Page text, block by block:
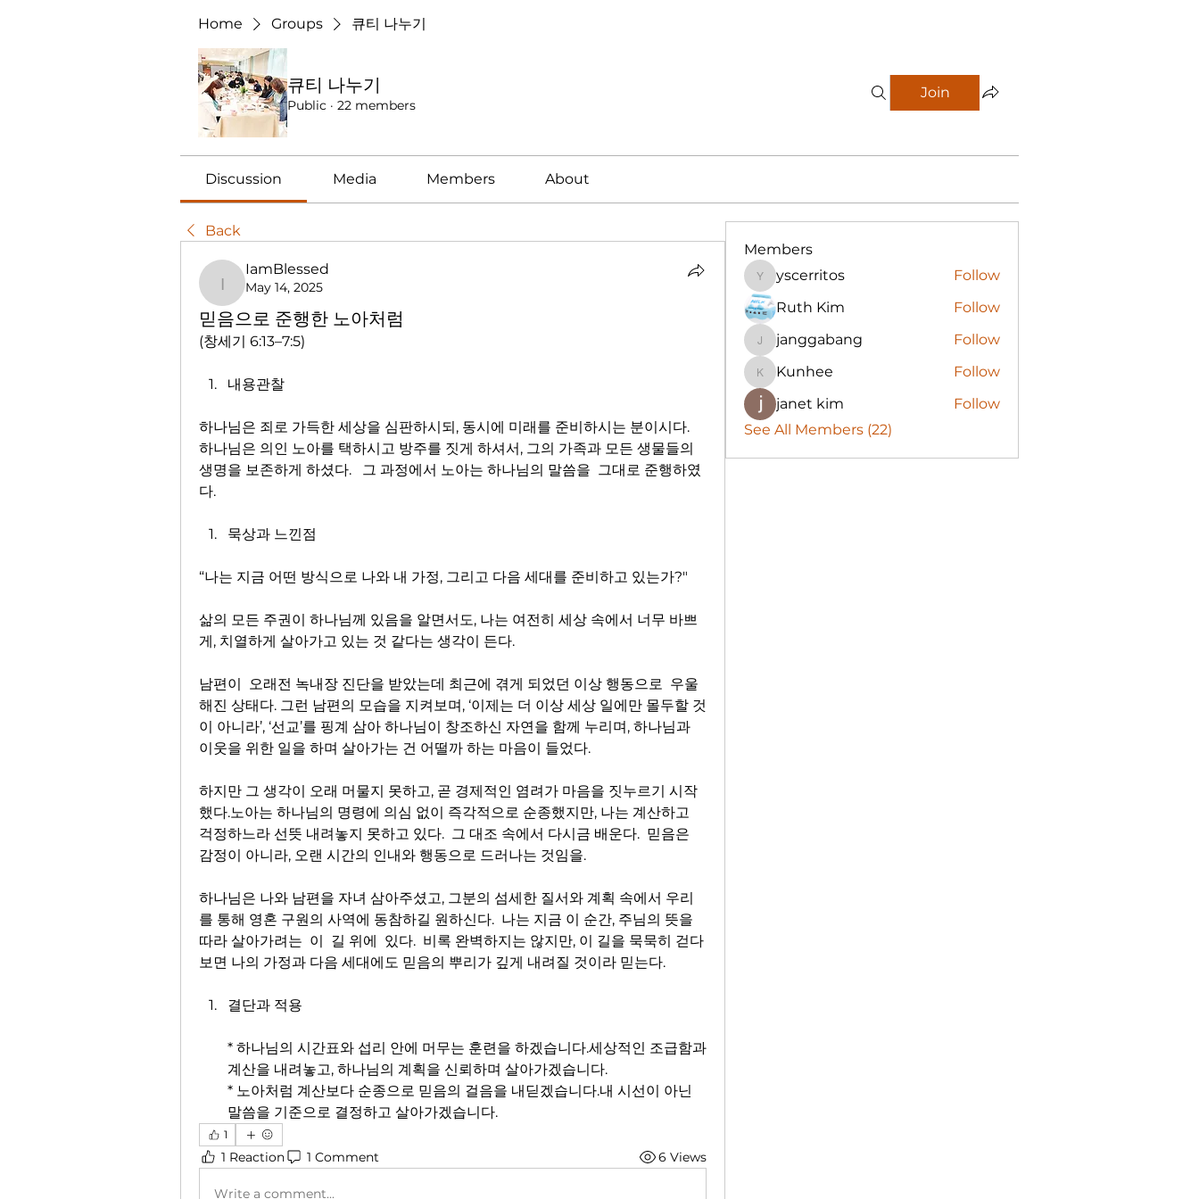
Home Groups 큐티 나누기
큐티 나누기
Public · 22 members
Join
Discussion Media Members About
Back
IamBlessed
IamBlessed
May 14, 2025
믿음으로 준행한 노아처럼
(창세기 6:13–7:5)
내용관찰
하나님은 죄로 가득한 세상을 심판하시되, 동시에 미래를 준비하시는 분이시다.
하나님은 의인 노아를 택하시고 방주를 짓게 하셔서, 그의 가족과 모든 생물들의
생명을 보존하게 하셨다.   그 과정에서 노아는 하나님의 말씀을  그대로 준행하였
다.
묵상과 느낀점
“나는 지금 어떤 방식으로 나와 내 가정, 그리고 다음 세대를 준비하고 있는가?"
삶의 모든 주권이 하나님께 있음을 알면서도, 나는 여전히 세상 속에서 너무 바쁘
게, 치열하게 살아가고 있는 것 같다는 생각이 든다.
남편이  오래전 녹내장 진단을 받았는데 최근에 겪게 되었던 이상 행동으로  우울
해진 상태다. 그런 남편의 모습을 지켜보며, ‘이제는 더 이상 세상 일에만 몰두할 것
이 아니라’, ‘선교’를 핑계 삼아 하나님이 창조하신 자연을 함께 누리며, 하나님과
이웃을 위한 일을 하며 살아가는 건 어떨까 하는 마음이 들었다.
하지만 그 생각이 오래 머물지 못하고, 곧 경제적인 염려가 마음을 짓누르기 시작
했다.노아는 하나님의 명령에 의심 없이 즉각적으로 순종했지만, 나는 계산하고
걱정하느라 선뜻 내려놓지 못하고 있다.  그 대조 속에서 다시금 배운다.  믿음은
감정이 아니라, 오랜 시간의 인내와 행동으로 드러나는 것임을.
하나님은 나와 남편을 자녀 삼아주셨고, 그분의 섬세한 질서와 계획 속에서 우리
를 통해 영혼 구원의 사역에 동참하길 원하신다.  나는 지금 이 순간, 주님의 뜻을
따라 살아가려는  이  길 위에  있다.  비록 완벽하지는 않지만, 이 길을 묵묵히 걷다
보면 나의 가정과 다음 세대에도 믿음의 뿌리가 깊게 내려질 것이라 믿는다.
결단과 적용
* 하나님의 시간표와 섭리 안에 머무는 훈련을 하겠습니다.세상적인 조급함과
계산을 내려놓고, 하나님의 계획을 신뢰하며 살아가겠습니다.
* 노아처럼 계산보다 순종으로 믿음의 걸음을 내딛겠습니다.내 시선이 아닌
말씀을 기준으로 결정하고 살아가겠습니다.
1
1 Reaction 1 Comment 6 Views
Write a comment...
Members
yscerritos
yscerritos
Follow
Ruth Kim
Follow
janggabang
janggabang Follow
Kunhee
Kunhee
Follow
janet kim
Follow
See All Members (22)